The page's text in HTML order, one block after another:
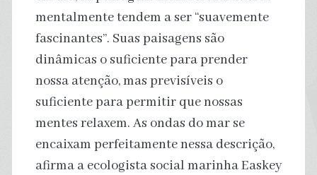
mentalmente tendem a ser “suavemente
fascinantes”. Suas paisagens são
dinâmicas o suficiente para prender
nossa atenção, mas previsíveis o
suficiente para permitir que nossas
mentes relaxem. As ondas do mar se
encaixam perfeitamente nessa descrição,
afirma a ecologista social marinha Easkey